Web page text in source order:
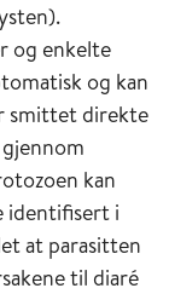
og enkelte
og kan
smittet direkte
kan
identifisert i
at parasitten
til diaré